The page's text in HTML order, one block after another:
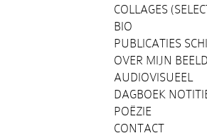
COLLAGES
BIO
PUBLICATIES
OVER MIJN
AUDIOVISUEEL
DAGBOEK
POËZIE
CONTACT